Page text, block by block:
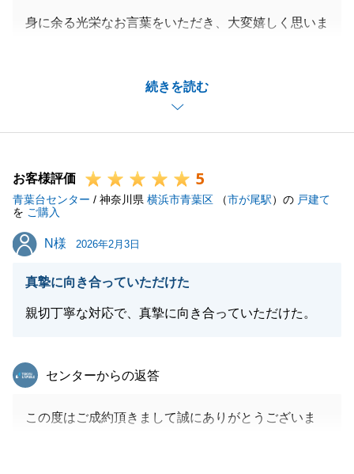
続きを読む
身に余る光栄なお言葉をいただき、大変嬉しく思いま
まで歩んでこられた人生の節目をお手伝いすることだ
だからこそ、ご仏壇へのご挨拶や、境界の確認、最後
き合わせていただきました。
新居での新しい生活が、笑顔の絶えない素晴らしいも
のとなりますよう、心よりお祈り申し上げます。
また何かお困りごとがございましたら、いつでもお気
お客様評価 5
青葉台センター / 神奈川県 横浜市青葉区 （市が尾駅）の 戸建て
を ご購入
N様
N様 2026年2月3日
真摯に向き合っていただけた
親切丁寧な対応で、真摯に向き合っていただけた。
東急リバブル
センターからの返答
この度はご成約頂きまして誠にありがとうございま